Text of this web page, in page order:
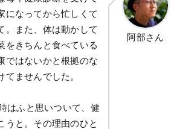
になってから忙しくて
。また、体は動かして
をきちんと食べている
ではないかと根拠のな
てませんでした。
はふと思いついて、健
うと。その理由のひと
阿部さん